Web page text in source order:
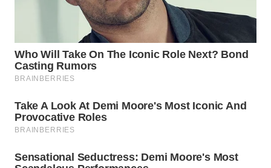
WN
KARO
WN
SIMALUNGUN
WN